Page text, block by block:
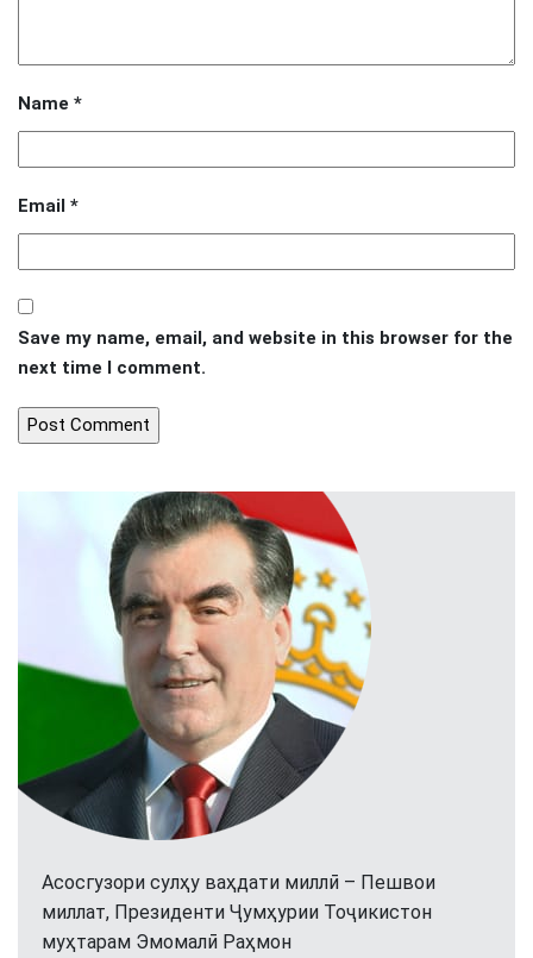
Name *
Email *
Save my name, email, and website in this browser for the
next time I comment.
Асосгузори сулҳу ваҳдати миллӣ – Пешвои
миллат, Президенти Ҷумҳурии Тоҷикистон
муҳтарам Эмомалӣ Раҳмон